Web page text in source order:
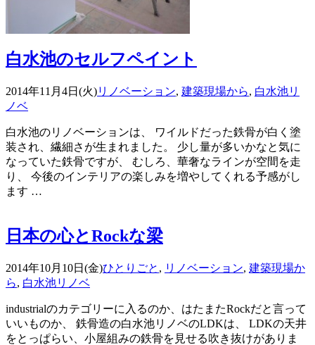
白水池のセルフペイント
2014年11月4日(火)リノベーション, 建築現場から, 白水池リ
ノベ
白水池のリノベーションは、 ワイルドだった鉄骨が白く塗
装され、繊細さが生まれました。 少し量が多いかなと気に
なっていた鉄骨ですが、 むしろ、華奢なラインが空間を走
り、 今後のインテリアの楽しみを増やしてくれる予感がし
ます …
日本の心とRockな梁
2014年10月10日(金)ひとりごと , リノベーション, 建築現場か
ら, 白水池リノベ
industrialのカテゴリーに入るのか、はたまたRockだと言って
いいものか、 鉄骨造の白水池リノベのLDKは、 LDKの天井
をとっぱらい、小屋組みの鉄骨を見せる吹き抜けがありま